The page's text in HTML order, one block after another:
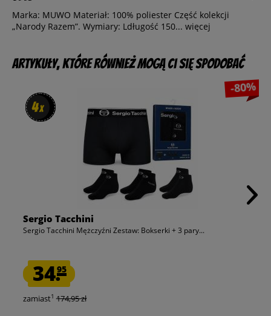
Marka: MUWO Materiał: 100% poliester Część kolekcji
„Narody Razem”. Wymiary: Ldługość 150... więcej
Artykuły, które również mogą Ci się spodobać
4x
4x
-80%
Sergio Tacchini
Sergio Tacchini Mężczyźni Zestaw: Bokserki + 3 pary...
34.95
zamiast1 174,95 zł